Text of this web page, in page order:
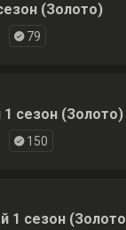
(Золото)
79
1 сезон (Золото)
150
1 сезон